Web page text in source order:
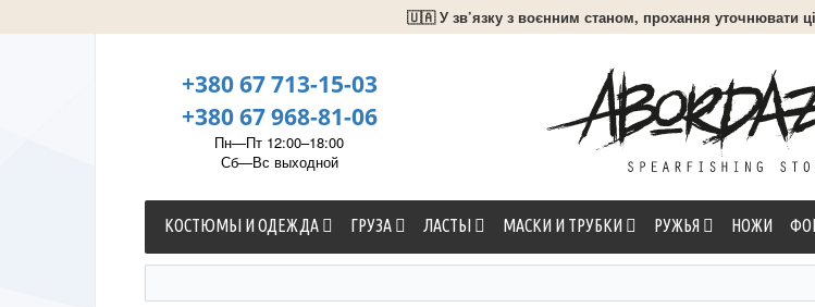
🇺🇦 У зв’язку з воєнним станом, прохання уточнювати
+380 67 713-15-03
+380 67 968-81-06
Пн—Пт 12:00–18:00
Сб—Вс выходной
КОСТЮМЫ И ОДЕЖДА ГРУЗА ЛАСТЫ МАСКИ И ТРУБКИ РУЖЬЯ НОЖИ